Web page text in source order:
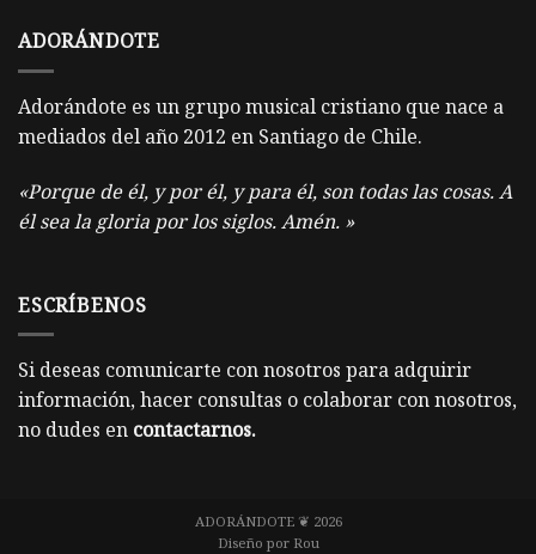
ADORÁNDOTE
Adorándote es un grupo musical cristiano que nace a
mediados del año 2012 en Santiago de Chile.
«Porque de él, y por él, y para él, son todas las cosas. A
él sea la gloria por los siglos. Amén. »
ESCRÍBENOS
Si deseas comunicarte con nosotros para adquirir
información, hacer consultas o colaborar con nosotros,
no dudes en contactarnos.
ADORÁNDOTE ❦ 2026
Diseño por Rou